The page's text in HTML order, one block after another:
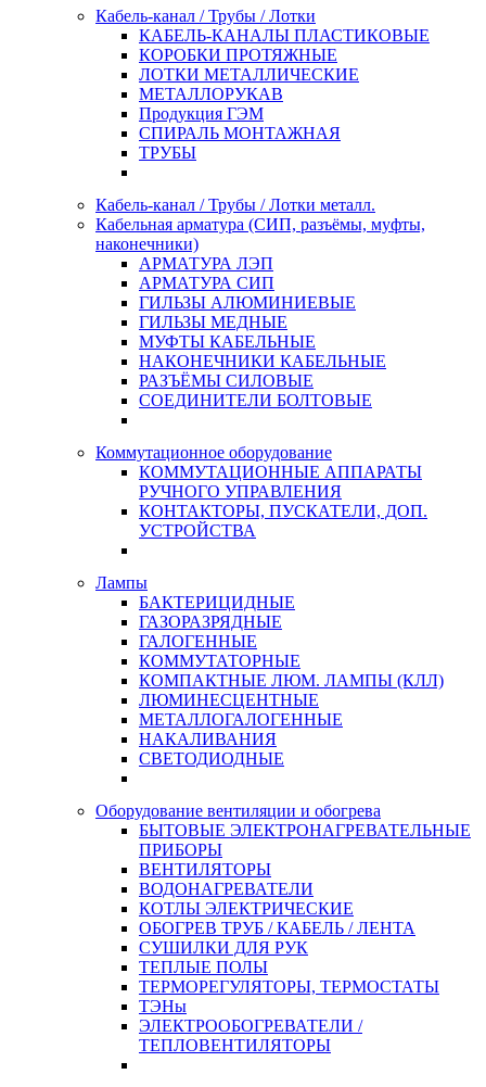
Кабель-канал / Трубы / Лотки
КАБЕЛЬ-КАНАЛЫ ПЛАСТИКОВЫЕ
КОРОБКИ ПРОТЯЖНЫЕ
ЛОТКИ МЕТАЛЛИЧЕСКИЕ
МЕТАЛЛОРУКАВ
Продукция ГЭМ
СПИРАЛЬ МОНТАЖНАЯ
ТРУБЫ
Кабель-канал / Трубы / Лотки металл.
Кабельная арматура (СИП, разъёмы, муфты,
наконечники)
АРМАТУРА ЛЭП
АРМАТУРА СИП
ГИЛЬЗЫ АЛЮМИНИЕВЫЕ
ГИЛЬЗЫ МЕДНЫЕ
МУФТЫ КАБЕЛЬНЫЕ
НАКОНЕЧНИКИ КАБЕЛЬНЫЕ
РАЗЪЁМЫ СИЛОВЫЕ
СОЕДИНИТЕЛИ БОЛТОВЫЕ
Коммутационное оборудование
КОММУТАЦИОННЫЕ АППАРАТЫ
РУЧНОГО УПРАВЛЕНИЯ
КОНТАКТОРЫ, ПУСКАТЕЛИ, ДОП.
УСТРОЙСТВА
Лампы
БАКТЕРИЦИДНЫЕ
ГАЗОРАЗРЯДНЫЕ
ГАЛОГЕННЫЕ
КОММУТАТОРНЫЕ
КОМПАКТНЫЕ ЛЮМ. ЛАМПЫ (КЛЛ)
ЛЮМИНЕСЦЕНТНЫЕ
МЕТАЛЛОГАЛОГЕННЫЕ
НАКАЛИВАНИЯ
СВЕТОДИОДНЫЕ
Оборудование вентиляции и обогрева
БЫТОВЫЕ ЭЛЕКТРОНАГРЕВАТЕЛЬНЫЕ
ПРИБОРЫ
ВЕНТИЛЯТОРЫ
ВОДОНАГРЕВАТЕЛИ
КОТЛЫ ЭЛЕКТРИЧЕСКИЕ
ОБОГРЕВ ТРУБ / КАБЕЛЬ / ЛЕНТА
СУШИЛКИ ДЛЯ РУК
ТЕПЛЫЕ ПОЛЫ
ТЕРМОРЕГУЛЯТОРЫ, ТЕРМОСТАТЫ
ТЭНы
ЭЛЕКТРООБОГРЕВАТЕЛИ /
ТЕПЛОВЕНТИЛЯТОРЫ